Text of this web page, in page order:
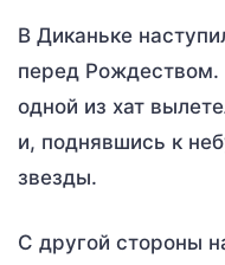
В Диканьке
перед
одной из хат
и, поднявшись к
звезды.
С другой стороны